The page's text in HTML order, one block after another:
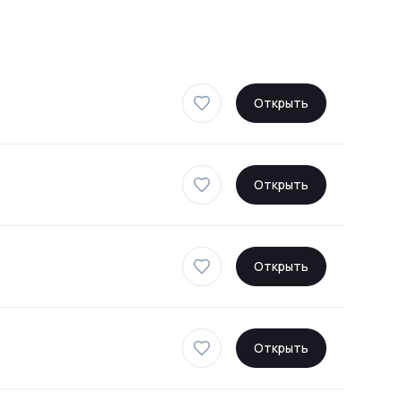
Открыть
Открыть
Открыть
Открыть